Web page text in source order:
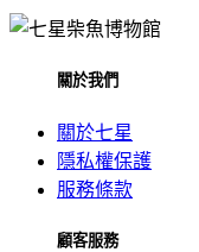
關於我們
關於七星
隱私權保護
服務條款
顧客服務